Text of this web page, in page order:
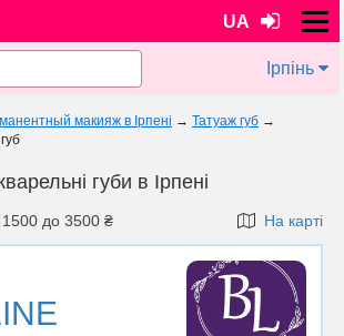
UA
Ірпінь
макияж в Ірпені → Татуаж губ →
губи в Ірпені
1500 до 3500 ₴ На карті